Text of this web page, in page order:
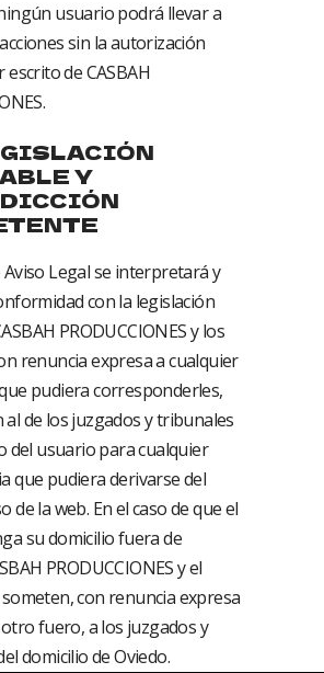
usuario podrá llevar a
sin la autorización
de CASBAH
Y
Aviso Legal se interpretará y
con la legislación
PRODUCCIONES y los
renuncia expresa a cualquier
pudiera corresponderles,
al de los juzgados y tribunales
del usuario para cualquier
que pudiera derivarse del
de la web. En el caso de que el
su domicilio fuera de
PRODUCCIONES y el
con renuncia expresa
fuero, a los juzgados y
domicilio de Oviedo.